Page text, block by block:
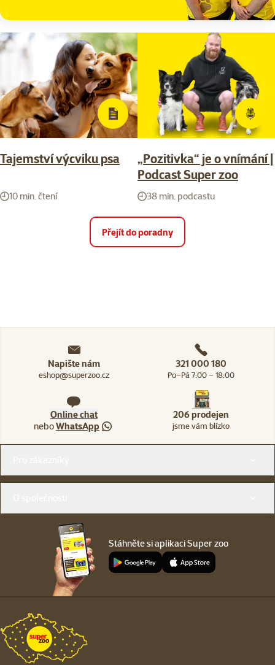
Tajemství výcviku psa
10 min. čtení
„Pozitivka“ je o vnímání |
Podcast Super zoo
38 min. podcastu
Přejít do poradny
Napište nám
eshop@superzoo.cz
321 000 180
Po–Pá 7:00 – 18:00
Online chat
neboWhatsApp
206 prodejen
jsme vám blízko
Stáhněte si aplikaci Super zoo